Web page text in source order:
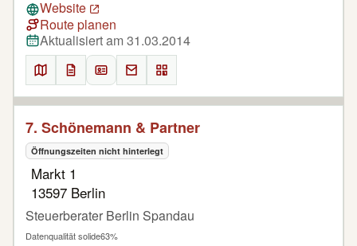
Website
Route planen
Aktualisiert am 31.03.2014
7. Schönemann & Partner
Öffnungszeiten nicht hinterlegt
Markt 1
13597 Berlin
Steuerberater Berlin Spandau
Datenqualität solide63%